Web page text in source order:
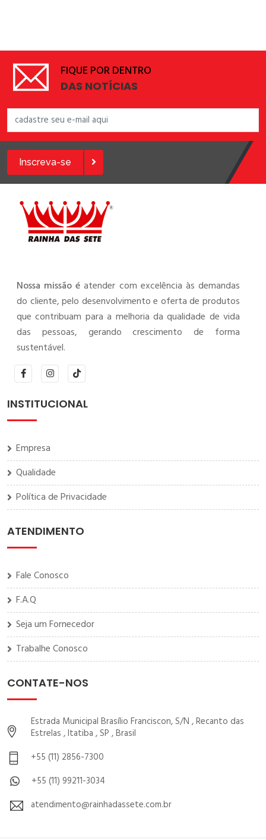
FIQUE POR DENTRO
DAS NOTÍCIAS
Inscreva-se
Nossa missão é atender com excelência às demandas
do cliente, pelo desenvolvimento e oferta de produtos
que contribuam para a melhoria da qualidade de vida
das pessoas, gerando crescimento de forma
sustentável.
INSTITUCIONAL
Empresa
Qualidade
Política de Privacidade
ATENDIMENTO
Fale Conosco
F.A.Q
Seja um Fornecedor
Trabalhe Conosco
CONTATE-NOS
Estrada Municipal Brasílio Franciscon, S/N , Recanto das
Estrelas , Itatiba , SP , Brasil
+55 (11) 2856-7300
+55 (11) 99211-3034
atendimento@rainhadassete.com.br